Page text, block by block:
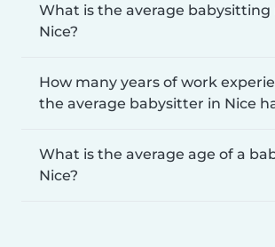
What is the average babysitting
Nice?
How many years of work
the average babysitter in Nice
What is the average age of a
Nice?